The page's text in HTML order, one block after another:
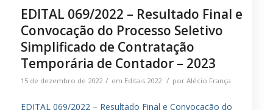
EDITAL 069/2022 – Resultado Final e
Convocação do Processo Seletivo
Simplificado de Contratação
Temporária de Contador – 2023
15 de dezembro de 2022 / em Editais 2022 / por Alécio França
EDITAL 069/2022 – Resultado Final e Convocação do